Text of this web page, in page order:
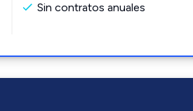
Sin contratos anuales